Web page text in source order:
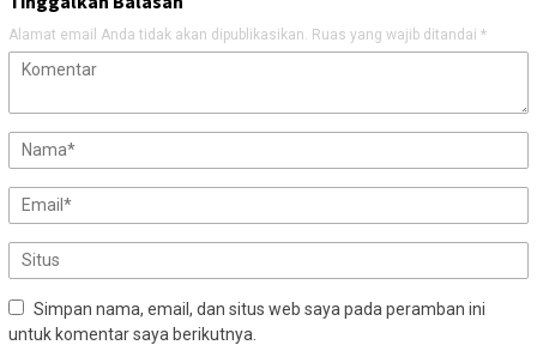
Alamat email Anda tidak akan dipublikasikan. Ruas yang wajib ditandai *
Simpan nama, email, dan situs web saya pada peramban ini
untuk komentar saya berikutnya.